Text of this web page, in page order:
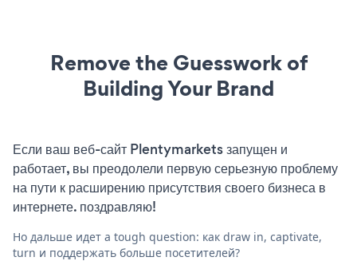
Remove the Guesswork of
Building Your Brand
Если ваш веб-сайт Plentymarkets запущен и
работает, вы преодолели первую серьезную проблему
на пути к расширению присутствия своего бизнеса в
интернете. поздравляю!
Но дальше идет a tough question: как draw in, captivate,
turn и поддержать больше посетителей?